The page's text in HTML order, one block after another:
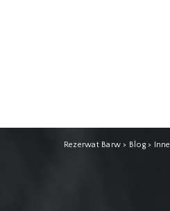
Rezerwat Barw > Blog> Inne